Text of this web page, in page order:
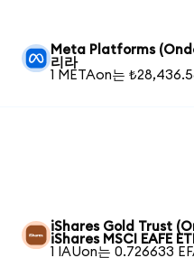
Meta Platforms
리라
1 METAon는
iShares Gold Trust
iShares MSCI EAFE
1 IAUon는 0.726633